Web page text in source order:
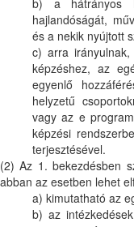
b) a hátrányos
hajlandóságát,
és a nekik nyújtott
c) arra
képzéshez, az
egyenlő
helyzetű
vagy az e
képzési
terjesztésével.
(2) Az 1. bekezdésben
abban az esetben lehet
a) kimutatható az
b) az